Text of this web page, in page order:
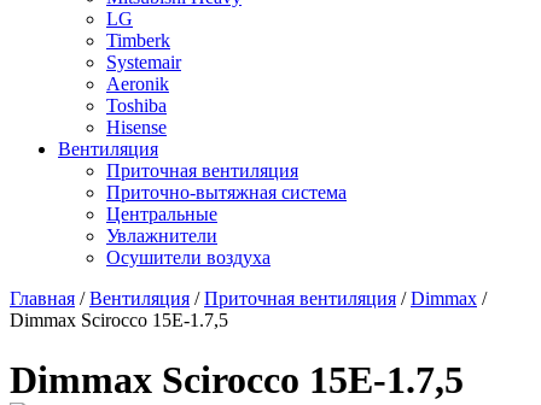
LG
Timberk
Systemair
Aeronik
Toshiba
Hisense
Вентиляция
Приточная вентиляция
Приточно-вытяжная система
Центральные
Увлажнители
Осушители воздуха
Главная /Вентиляция /Приточная вентиляция /Dimmax /
Dimmax Scirocco 15E-1.7,5
Dimmax Scirocco 15E-1.7,5